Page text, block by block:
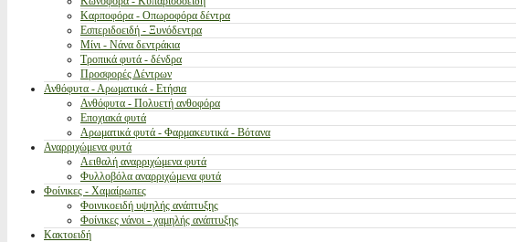
Καρποφόρα - Οπωροφόρα δέντρα
Εσπεριδοειδή - Ξυνόδεντρα
Μίνι - Νάνα δεντράκια
Τροπικά φυτά - δένδρα
Προσφορές Δέντρων
Ανθόφυτα - Αρωματικά - Ετήσια
Ανθόφυτα - Πολυετή ανθοφόρα
Εποχιακά φυτά
Αρωματικά φυτά - Φαρμακευτικά - Βότανα
Αναρριχώμενα φυτά
Αειθαλή αναρριχώμενα φυτά
Φυλλοβόλα αναρριχώμενα φυτά
Φοίνικες - Χαμαίρωπες
Φοινικοειδή υψηλής ανάπτυξης
Φοίνικες νάνοι - χαμηλής ανάπτυξης
Κακτοειδή